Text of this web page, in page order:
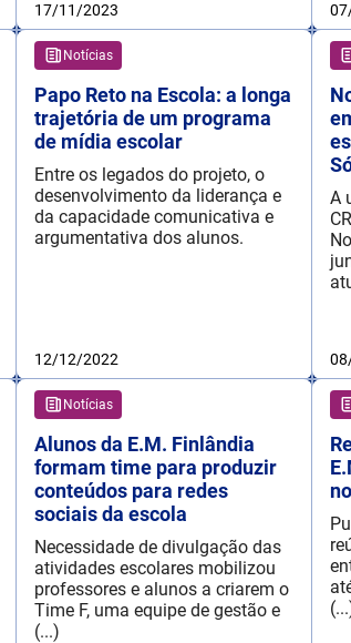
17/11/2023
Notícias
Papo Reto na Escola: a longa
trajetória de um programa
de mídia escolar
Entre os legados do projeto, o
desenvolvimento da liderança e
da capacidade comunicativa e
argumentativa dos alunos.
12/12/2022
A
Notícias
Alunos da E.M. Finlândia
formam time para produzir
conteúdos para redes
sociais da escola
Necessidade de divulgação das
atividades escolares mobilizou
professores e alunos a criarem o
Time F, uma equipe de gestão e
(...)